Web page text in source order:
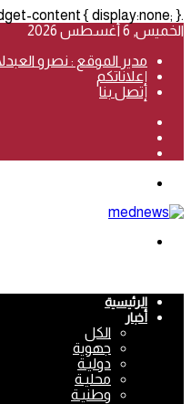
.stream-item-widget-content { display:none; }
الخميس, 6 أغسطس 2026
مدير الموقع : نصرو
إعلاناتكم
إتصل بنا
الرئيسية
أخبار
الكل
جهوية
دوليـة
محليـة
وطنيـة